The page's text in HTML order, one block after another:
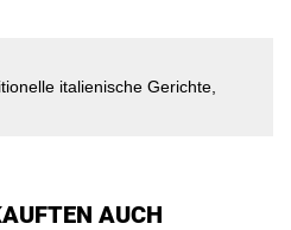
italienische Gerichte,
AUCH